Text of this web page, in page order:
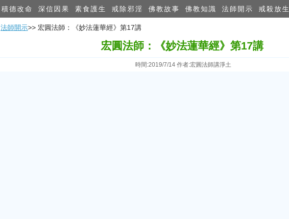
積德改命 深信因果 素食護生 戒除邪淫 佛教故事 佛教知識 法師開示 戒殺放生
法師開示>> 宏圓法師：《妙法蓮華經》第17講
宏圓法師：《妙法蓮華經》第17講
時間:2019/7/14 作者:宏圓法師講淨土